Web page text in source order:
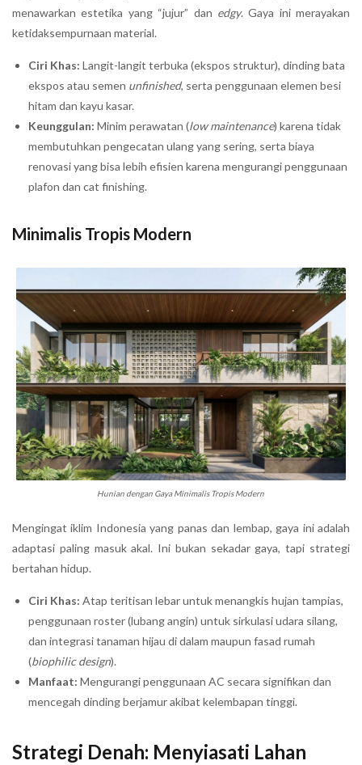
menawarkan estetika yang “jujur” dan edgy. Gaya ini merayakan
ketidaksempurnaan material.
Ciri Khas: Langit-langit terbuka (ekspos struktur), dinding bata
ekspos atau semen unfinished, serta penggunaan elemen besi
hitam dan kayu kasar.
Keunggulan: Minim perawatan (low maintenance) karena tidak
membutuhkan pengecatan ulang yang sering, serta biaya
renovasi yang bisa lebih efisien karena mengurangi penggunaan
plafon dan cat finishing.
Minimalis Tropis Modern
Hunian dengan Gaya Minimalis Tropis Modern
Mengingat iklim Indonesia yang panas dan lembap, gaya ini adalah
adaptasi paling masuk akal. Ini bukan sekadar gaya, tapi strategi
bertahan hidup.
Ciri Khas: Atap teritisan lebar untuk menangkis hujan tampias,
penggunaan roster (lubang angin) untuk sirkulasi udara silang,
dan integrasi tanaman hijau di dalam maupun fasad rumah
(biophilic design).
Manfaat: Mengurangi penggunaan AC secara signifikan dan
mencegah dinding berjamur akibat kelembapan tinggi.
Strategi Denah: Menyiasati Lahan